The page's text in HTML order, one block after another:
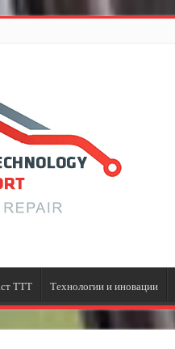
ТТТ Технологии и иновации